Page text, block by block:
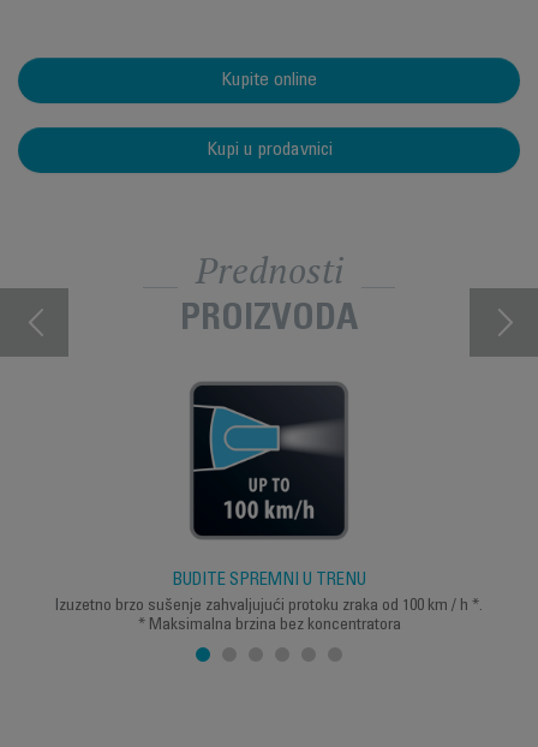
Kupite online
Kupi u prodavnici
Prednosti
PROIZVODA
BUDITE SPREMNI U TRENU
Izuzetno brzo sušenje zahvaljujući protoku zraka od 100 km / h *.
* Maksimalna brzina bez koncentratora